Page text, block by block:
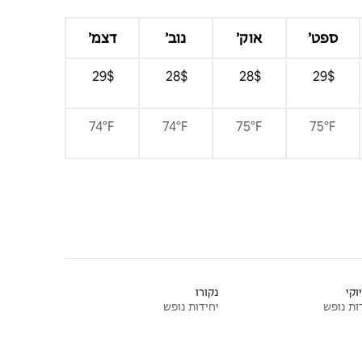
ספט׳ אוק׳ נוב׳ דצמ׳
$‏29 ‏
$‏28 ‏
$‏28 ‏
$‏29 ‏
75°F
75°F
74°F
74°F
נופש
נקורו
יחידות נופש